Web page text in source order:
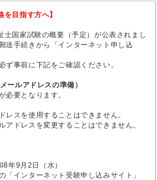
を目指す方へ】
国家試験の概要（予定）が公表されまし
送手続きから「インターネット申し込
ず事前に下記をご確認ください。
ールアドレスの準備）
必要となります。
スを使用することはできません。
ドレスを変更することはできません。
年9月2日（水）
インターネット受験申し込みサイト」